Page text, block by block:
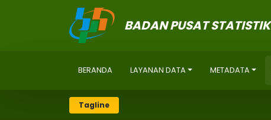
BADAN PUSAT STATISTIK
BERANDA LAYANAN DATA METADATA
Tagline